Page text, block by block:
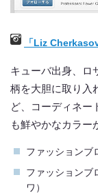
「Liz
キューバ出身、ロ
柄を大胆に取り入
ど、コーディネー
も鮮やかなカラー
ファッションブ
ファッションブ
ワ）